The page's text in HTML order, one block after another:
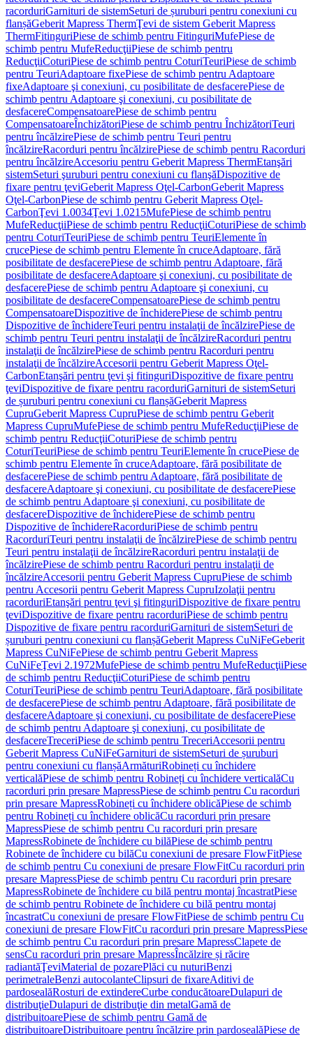
racorduriGarnituri de sistemSeturi de șuruburi pentru conexiuni cu
flanșăGeberit Mapress ThermŢevi de sistem Geberit Mapress
ThermFitinguriPiese de schimb pentru FitinguriMufePiese de
schimb pentru MufeReducţiiPiese de schimb pentru
ReducţiiCoturiPiese de schimb pentru CoturiTeuriPiese de schimb
pentru TeuriAdaptoare fixePiese de schimb pentru Adaptoare
fixeAdaptoare şi conexiuni, cu posibilitate de desfacerePiese de
schimb pentru Adaptoare şi conexiuni, cu posibilitate de
desfacereCompensatoarePiese de schimb pentru
CompensatoareÎnchizătoriPiese de schimb pentru ÎnchizătoriTeuri
pentru încălzirePiese de schimb pentru Teuri pentru
încălzireRacorduri pentru încălzirePiese de schimb pentru Racorduri
pentru încălzireAccesoriu pentru Geberit Mapress ThermEtanşări
sistemSeturi şuruburi pentru conexiuni cu flanşăDispozitive de
fixare pentru ţeviGeberit Mapress Oţel-CarbonGeberit Mapress
Oţel-CarbonPiese de schimb pentru Geberit Mapress Oţel-
CarbonŢevi 1.0034Ţevi 1.0215MufePiese de schimb pentru
MufeReducţiiPiese de schimb pentru ReducţiiCoturiPiese de schimb
pentru CoturiTeuriPiese de schimb pentru TeuriElemente în
crucePiese de schimb pentru Elemente în cruceAdaptoare, fără
posibilitate de desfacerePiese de schimb pentru Adaptoare, fără
posibilitate de desfacereAdaptoare şi conexiuni, cu posibilitate de
desfacerePiese de schimb pentru Adaptoare şi conexiuni, cu
posibilitate de desfacereCompensatoarePiese de schimb pentru
CompensatoareDispozitive de închiderePiese de schimb pentru
Dispozitive de închidereTeuri pentru instalaţii de încălzirePiese de
schimb pentru Teuri pentru instalaţii de încălzireRacorduri pentru
instalaţii de încălzirePiese de schimb pentru Racorduri pentru
instalaţii de încălzireAccesorii pentru Geberit Mapress Oţel-
CarbonEtanşări pentru ţevi şi fitinguriDispozitive de fixare pentru
ţeviDispozitive de fixare pentru racorduriGarnituri de sistemSeturi
de șuruburi pentru conexiuni cu flanșăGeberit Mapress
CupruGeberit Mapress CupruPiese de schimb pentru Geberit
Mapress CupruMufePiese de schimb pentru MufeReducţiiPiese de
schimb pentru ReducţiiCoturiPiese de schimb pentru
CoturiTeuriPiese de schimb pentru TeuriElemente în crucePiese de
schimb pentru Elemente în cruceAdaptoare, fără posibilitate de
desfacerePiese de schimb pentru Adaptoare, fără posibilitate de
desfacereAdaptoare şi conexiuni, cu posibilitate de desfacerePiese
de schimb pentru Adaptoare şi conexiuni, cu posibilitate de
desfacereDispozitive de închiderePiese de schimb pentru
Dispozitive de închidereRacorduriPiese de schimb pentru
RacorduriTeuri pentru instalaţii de încălzirePiese de schimb pentru
Teuri pentru instalaţii de încălzireRacorduri pentru instalaţii de
încălzirePiese de schimb pentru Racorduri pentru instalaţii de
încălzireAccesorii pentru Geberit Mapress CupruPiese de schimb
pentru Accesorii pentru Geberit Mapress CupruIzolaţii pentru
racorduriEtanşări pentru ţevi şi fitinguriDispozitive de fixare pentru
ţeviDispozitive de fixare pentru racorduriPiese de schimb pentru
Dispozitive de fixare pentru racorduriGarnituri de sistemSeturi de
șuruburi pentru conexiuni cu flanșăGeberit Mapress CuNiFeGeberit
Mapress CuNiFePiese de schimb pentru Geberit Mapress
CuNiFeŢevi 2.1972MufePiese de schimb pentru MufeReducţiiPiese
de schimb pentru ReducţiiCoturiPiese de schimb pentru
CoturiTeuriPiese de schimb pentru TeuriAdaptoare, fără posibilitate
de desfacerePiese de schimb pentru Adaptoare, fără posibilitate de
desfacereAdaptoare şi conexiuni, cu posibilitate de desfacerePiese
de schimb pentru Adaptoare şi conexiuni, cu posibilitate de
desfacereTreceriPiese de schimb pentru TreceriAccesorii pentru
Geberit Mapress CuNiFeGarnituri de sistemSeturi de șuruburi
pentru conexiuni cu flanșăArmăturiRobineți cu închidere
verticalăPiese de schimb pentru Robineți cu închidere verticalăCu
racorduri prin presare MapressPiese de schimb pentru Cu racorduri
prin presare MapressRobineți cu închidere oblicăPiese de schimb
pentru Robineți cu închidere oblicăCu racorduri prin presare
MapressPiese de schimb pentru Cu racorduri prin presare
MapressRobinete de închidere cu bilăPiese de schimb pentru
Robinete de închidere cu bilăCu conexiuni de presare FlowFitPiese
de schimb pentru Cu conexiuni de presare FlowFitCu racorduri prin
presare MapressPiese de schimb pentru Cu racorduri prin presare
MapressRobinete de închidere cu bilă pentru montaj încastratPiese
de schimb pentru Robinete de închidere cu bilă pentru montaj
încastratCu conexiuni de presare FlowFitPiese de schimb pentru Cu
conexiuni de presare FlowFitCu racorduri prin presare MapressPiese
de schimb pentru Cu racorduri prin presare MapressClapete de
sensCu racorduri prin presare MapressÎncălzire și răcire
radiantăŢeviMaterial de pozarePlăci cu nuturiBenzi
perimetraleBenzi autocolanteClipsuri de fixareAditivi de
pardosealăRosturi de extindereCurbe conducătoareDulapuri de
distribuţieDulapuri de distribuţie din metalGamă de
distribuitoarePiese de schimb pentru Gamă de
distribuitoareDistribuitoare pentru încălzire prin pardosealăPiese de